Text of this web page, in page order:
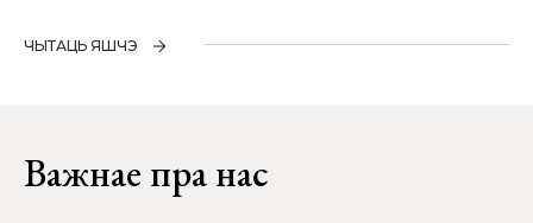
ЧЫТАЦЬ ЯШЧЭ
Важнае пра нас